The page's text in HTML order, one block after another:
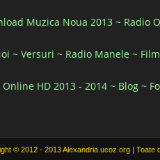
Muzica Noua 2013 ~ Radio
~ Versuri ~ Radio Manele ~
HD 2013 - 2014 ~ Blog ~
© 2012 - 2013 Alexandria.ucoz.org |